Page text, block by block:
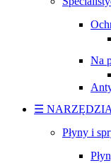
Na
☰ NARZĘDZIA
Płyny i